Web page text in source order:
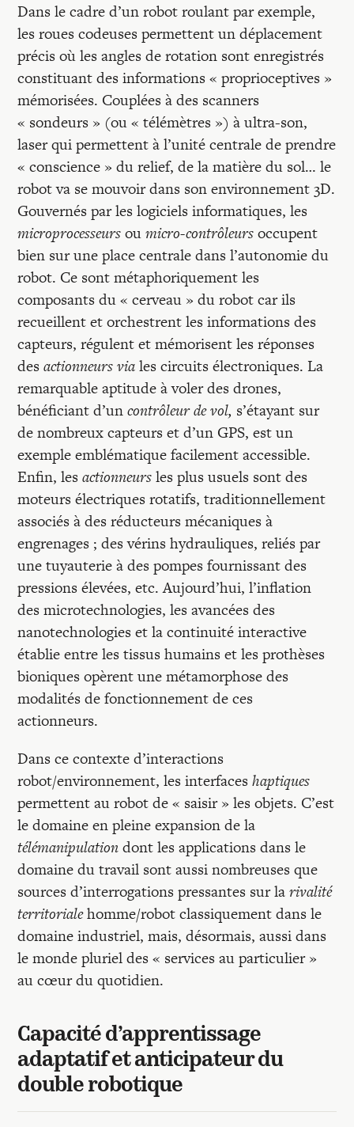
Dans le cadre d’un robot roulant par exemple,
les roues codeuses permettent un déplacement
précis où les angles de rotation sont enregistrés
constituant des informations « proprioceptives »
mémorisées. Couplées à des scanners
« sondeurs » (ou « télémètres ») à ultra-son,
laser qui permettent à l’unité centrale de prendre
« conscience » du relief, de la matière du sol… le
robot va se mouvoir dans son environnement 3D.
Gouvernés par les logiciels informatiques, les
microprocesseursoumicro-contrôleursoccupent
bien sur une place centrale dans l’autonomie du
robot. Ce sont métaphoriquement les
composants du « cerveau » du robot car ils
recueillent et orchestrent les informations des
capteurs, régulent et mémorisent les réponses
desactionneurs viales circuits électroniques. La
remarquable aptitude à voler des drones,
bénéficiant d’uncontrôleur de vol, s’étayant sur
de nombreux capteurs et d’un GPS, est un
exemple emblématique facilement accessible.
Enfin, lesactionneursles plus usuels sont des
moteurs électriques rotatifs, traditionnellement
associés à des réducteurs mécaniques à
engrenages ; des vérins hydrauliques, reliés par
une tuyauterie à des pompes fournissant des
pressions élevées, etc. Aujourd’hui, l’inflation
des microtechnologies, les avancées des
nanotechnologies et la continuité interactive
établie entre les tissus humains et les prothèses
bioniques opèrent une métamorphose des
modalités de fonctionnement de ces
actionneurs.
Dans ce contexte d’interactions
robot/environnement, les interfaceshaptiques
permettent au robot de « saisir » les objets. C’est
le domaine en pleine expansion de la
télémanipulationdont les applications dans le
domaine du travail sont aussi nombreuses que
sources d’interrogations pressantes sur larivalité
territorialehomme/robot classiquement dans le
domaine industriel, mais, désormais, aussi dans
le monde pluriel des « services au particulier »
au cœur du quotidien.
Capacité d’apprentissage
adaptatif et anticipateur du
double robotique